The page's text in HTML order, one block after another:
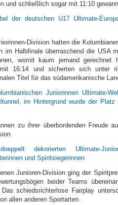
und schließlich sogar mit 11:10
Division hatten die
im Halbfinale überraschend die USA
womit kaum jemand gerechnet
16:14 und sicherten sich unter
Titel für das südamerikanische
zu ihrer überbordenden Freude
Junioren-Division ging der
beider Teams
schiedsrichterlose Fairplay
allen anderen Sportarten.